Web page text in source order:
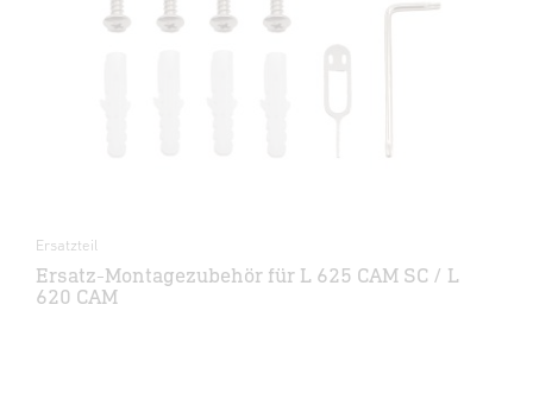
Ersatzteil
Ersatz-Montagezubehör für L 625 CAM SC / L
620 CAM